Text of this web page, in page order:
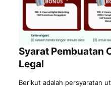
Syarat Pembuatan
Legal
Berikut adalah persyaratan